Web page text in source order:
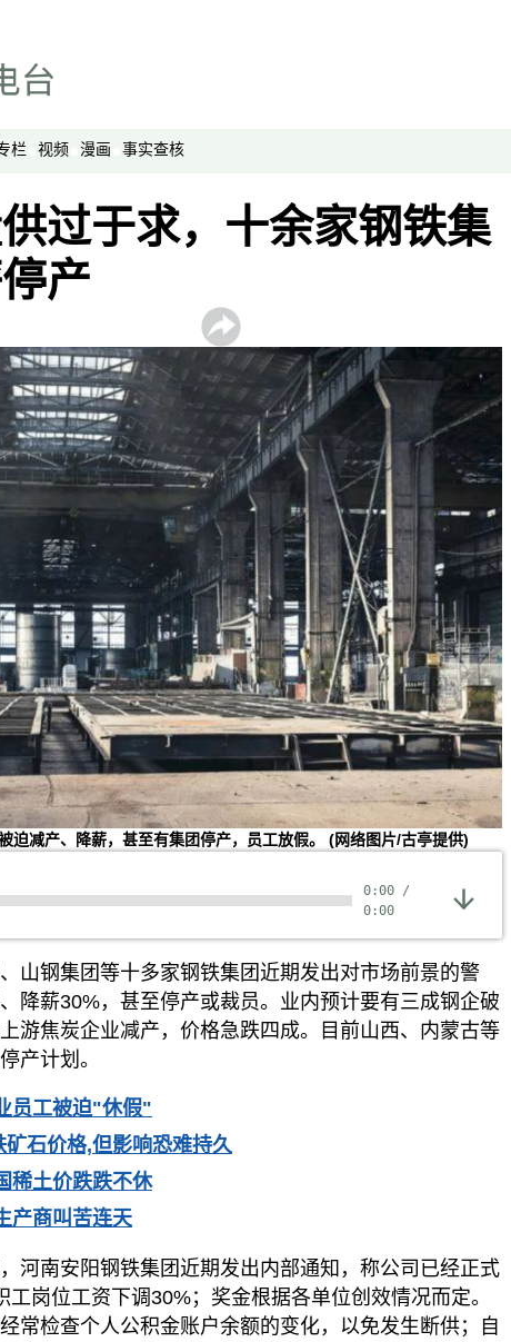
栏 视频 漫画 事实查核
过于求，十余家钢铁集
产
迫减产、降薪，甚至有集团停产，员工放假。 (网络图片/古亭提供)
0:00 /
0:00
山钢集团等十多家钢铁集团近期发出对市场前景的警
降薪30%，甚至停产或裁员。业内预计要有三成钢企破
游焦炭企业减产，价格急跌四成。目前山西、内蒙古等
产计划。
员工被迫"休假"
石价格,但影响恐难持久
稀土价跌跌不休
产商叫苦连天
河南安阳钢铁集团近期发出内部通知，称公司已经正式
岗位工资下调30%；奖金根据各单位创效情况而定。
常检查个人公积金账户余额的变化，以免发生断供；自